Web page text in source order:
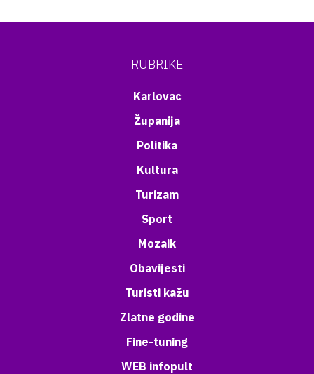
RUBRIKE
Karlovac
Županija
Politika
Kultura
Turizam
Sport
Mozaik
Obavijesti
Turisti kažu
Zlatne godine
Fine-tuning
WEB infopult